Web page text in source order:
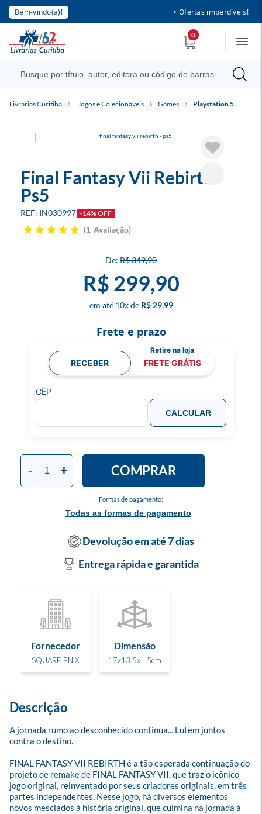
Bem-vindo(a)! • Ofertas imperdíveis!
0
Livrarias Curitiba Jogos e Colecionáveis Games Playstation 5
Final Fantasy Vii Rebirth -
Ps5
IN030997 -14% OFF
1 Avaliação
R$ 349,90
R$ 299,90
10x R$ 29,99
Formas de pagamento:
Todas as formas de pagamento
- + COMPRAR
Frete e prazo
RECEBER FRETE GRÁTIS
CEP
CALCULAR
Devolução em até 7 dias
Entrega rápida e garantida
Fornecedor
SQUARE ENIX
Dimensão
17x13.5x1.5cm
Descrição
A jornada rumo ao desconhecido continua... Lutem juntos
contra o destino.
FINAL FANTASY VII REBIRTH é a tão esperada continuação do
projeto de remake de FINAL FANTASY VII, que traz o icônico
jogo original, reinventado por seus criadores originais, em três
partes independentes. Nesse jogo, há diversos elementos
novos mesclados à história original, que culmina na jornada à